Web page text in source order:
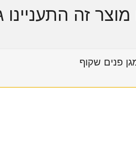
זה
פנים שקוף